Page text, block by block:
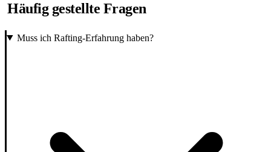
Häufig gestellte Fragen
Muss ich Rafting-Erfahrung haben?